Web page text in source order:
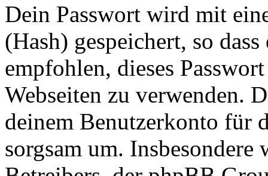
Dein Passwort wird mit
(Hash) gespeichert, so
empfohlen, dieses
Webseiten zu verwenden.
deinem Benutzerkonto für
sorgsam um.